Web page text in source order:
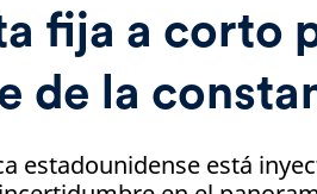
fija a corto
de la
estadounidense está